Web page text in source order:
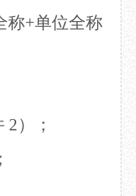
称+单位全称
2）；